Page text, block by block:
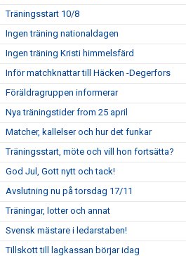
Träningsstart 10/8
Ingen träning nationaldagen
Ingen träning Kristi himmelsfärd
Inför matchknattar till Häcken -Degerfors
Föräldragruppen informerar
Nya träningstider from 25 april
Matcher, kallelser och hur det funkar
Träningsstart, möte och vill hon fortsätta?
God Jul, Gott nytt och tack!
Avslutning nu på torsdag 17/11
Träningar, lotter och annat
Svensk mästare i ledarstaben!
Tillskott till lagkassan börjar idag